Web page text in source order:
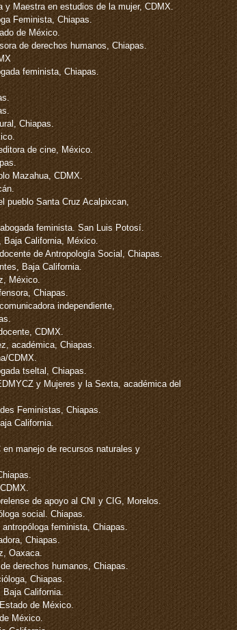
y Maestra en estudios de la mujer, CDMX.
Feminista, Chiapas.
de México.
de derechos humanos, Chiapas.
feminista, Chiapas.
Chiapas.
de cine, México.
Mazahua, CDMX.
pueblo Santa Cruz Acalpixcan,
feminista. San Luis Potosí.
Baja California, México.
de Antropología Social, Chiapas.
Baja California.
México.
Chiapas.
independiente,
CDMX.
académica, Chiapas.
CDMX.
tseltal, Chiapas.
y Mujeres y la Sexta, académica del
Feministas, Chiapas.
California.
manejo de recursos naturales y
de apoyo al CNI y CIG, Morelos.
social. Chiapas.
feminista, Chiapas.
Chiapas.
Oaxaca.
derechos humanos, Chiapas.
Chiapas.
Baja California.
de México.
México.